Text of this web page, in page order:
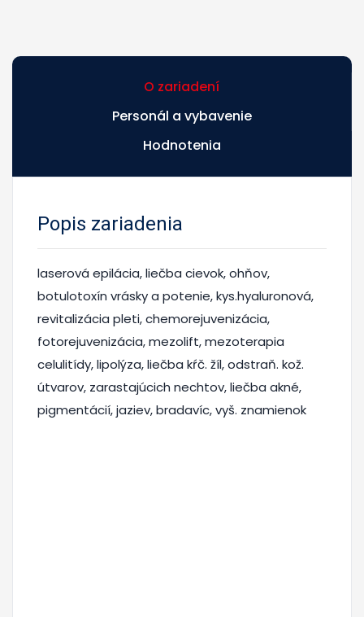
O zariadení
Personál a vybavenie
Hodnotenia
Popis zariadenia
laserová epilácia, liečba cievok, ohňov,
botulotoxín vrásky a potenie, kys.hyaluronová,
revitalizácia pleti, chemorejuvenizácia,
fotorejuvenizácia, mezolift, mezoterapia
celulitídy, lipolýza, liečba kŕč. žíl, odstraň. kož.
útvarov, zarastajúcich nechtov, liečba akné,
pigmentácií, jaziev, bradavíc, vyš. znamienok